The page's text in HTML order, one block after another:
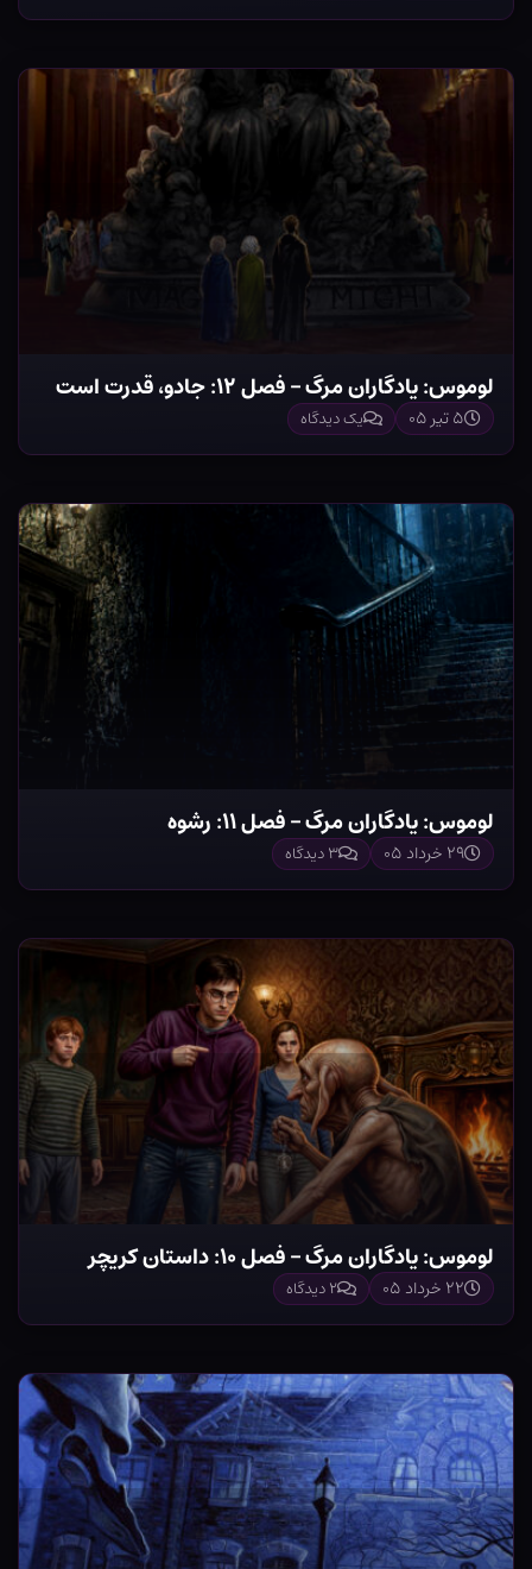
لوموس: یادگاران مرگ – فصل ۱۲: جادو، قدرت است
۵ تیر ۰۵ یک دیدگاه
لوموس: یادگاران مرگ – فصل ۱۱: رشوه
۲۹ خرداد ۰۵ ۳ دیدگاه
لوموس: یادگاران مرگ – فصل ۱۰: داستان کریچر
۲۲ خرداد ۰۵ ۲ دیدگاه